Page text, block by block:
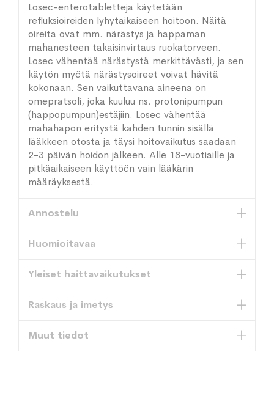
Losec-enterotabletteja käytetään
refluksioireiden lyhytaikaiseen hoitoon. Näitä
oireita ovat mm. närästys ja happaman
mahanesteen takaisinvirtaus ruokatorveen.
Losec vähentää närästystä merkittävästi, ja sen
käytön myötä närästysoireet voivat hävitä
kokonaan. Sen vaikuttavana aineena on
omepratsoli, joka kuuluu ns. protonipumpun
(happopumpun)estäjiin. Losec vähentää
mahahapon eritystä kahden tunnin sisällä
lääkkeen otosta ja täysi hoitovaikutus saadaan
2-3 päivän hoidon jälkeen. Alle 18-vuotiaille ja
pitkäaikaiseen käyttöön vain lääkärin
määräyksestä.
Annostelu
Huomioitavaa
Yleiset haittavaikutukset
Raskaus ja imetys
Muut tiedot